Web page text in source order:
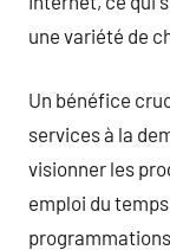
une variété de
Un bénéfice
services à la
visionner les
emploi du